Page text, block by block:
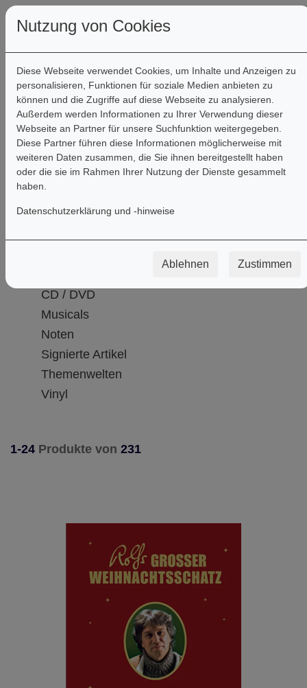
Nutzung von Cookies
Diese Webseite verwendet Cookies, um Inhalte und Anzeigen zu
personalisieren, Funktionen für soziale Medien anbieten zu
können und die Zugriffe auf diese Webseite zu analysieren.
Außerdem werden Informationen zu Ihrer Verwendung dieser
Webseite an Partner für unsere Suchfunktion weitergegeben.
Diese Partner führen diese Informationen möglicherweise mit
weiteren Daten zusammen, die Sie ihnen bereitgestellt haben
oder die sie im Rahmen Ihrer Nutzung der Dienste gesammelt
haben.
Datenschutzerklärung und -hinweise
Ablehnen Zustimmen
Filter
Produkte
CD / DVD
Musicals
Noten
Signierte Artikel
Themenwelten
Vinyl
1-24 Produkte von 231